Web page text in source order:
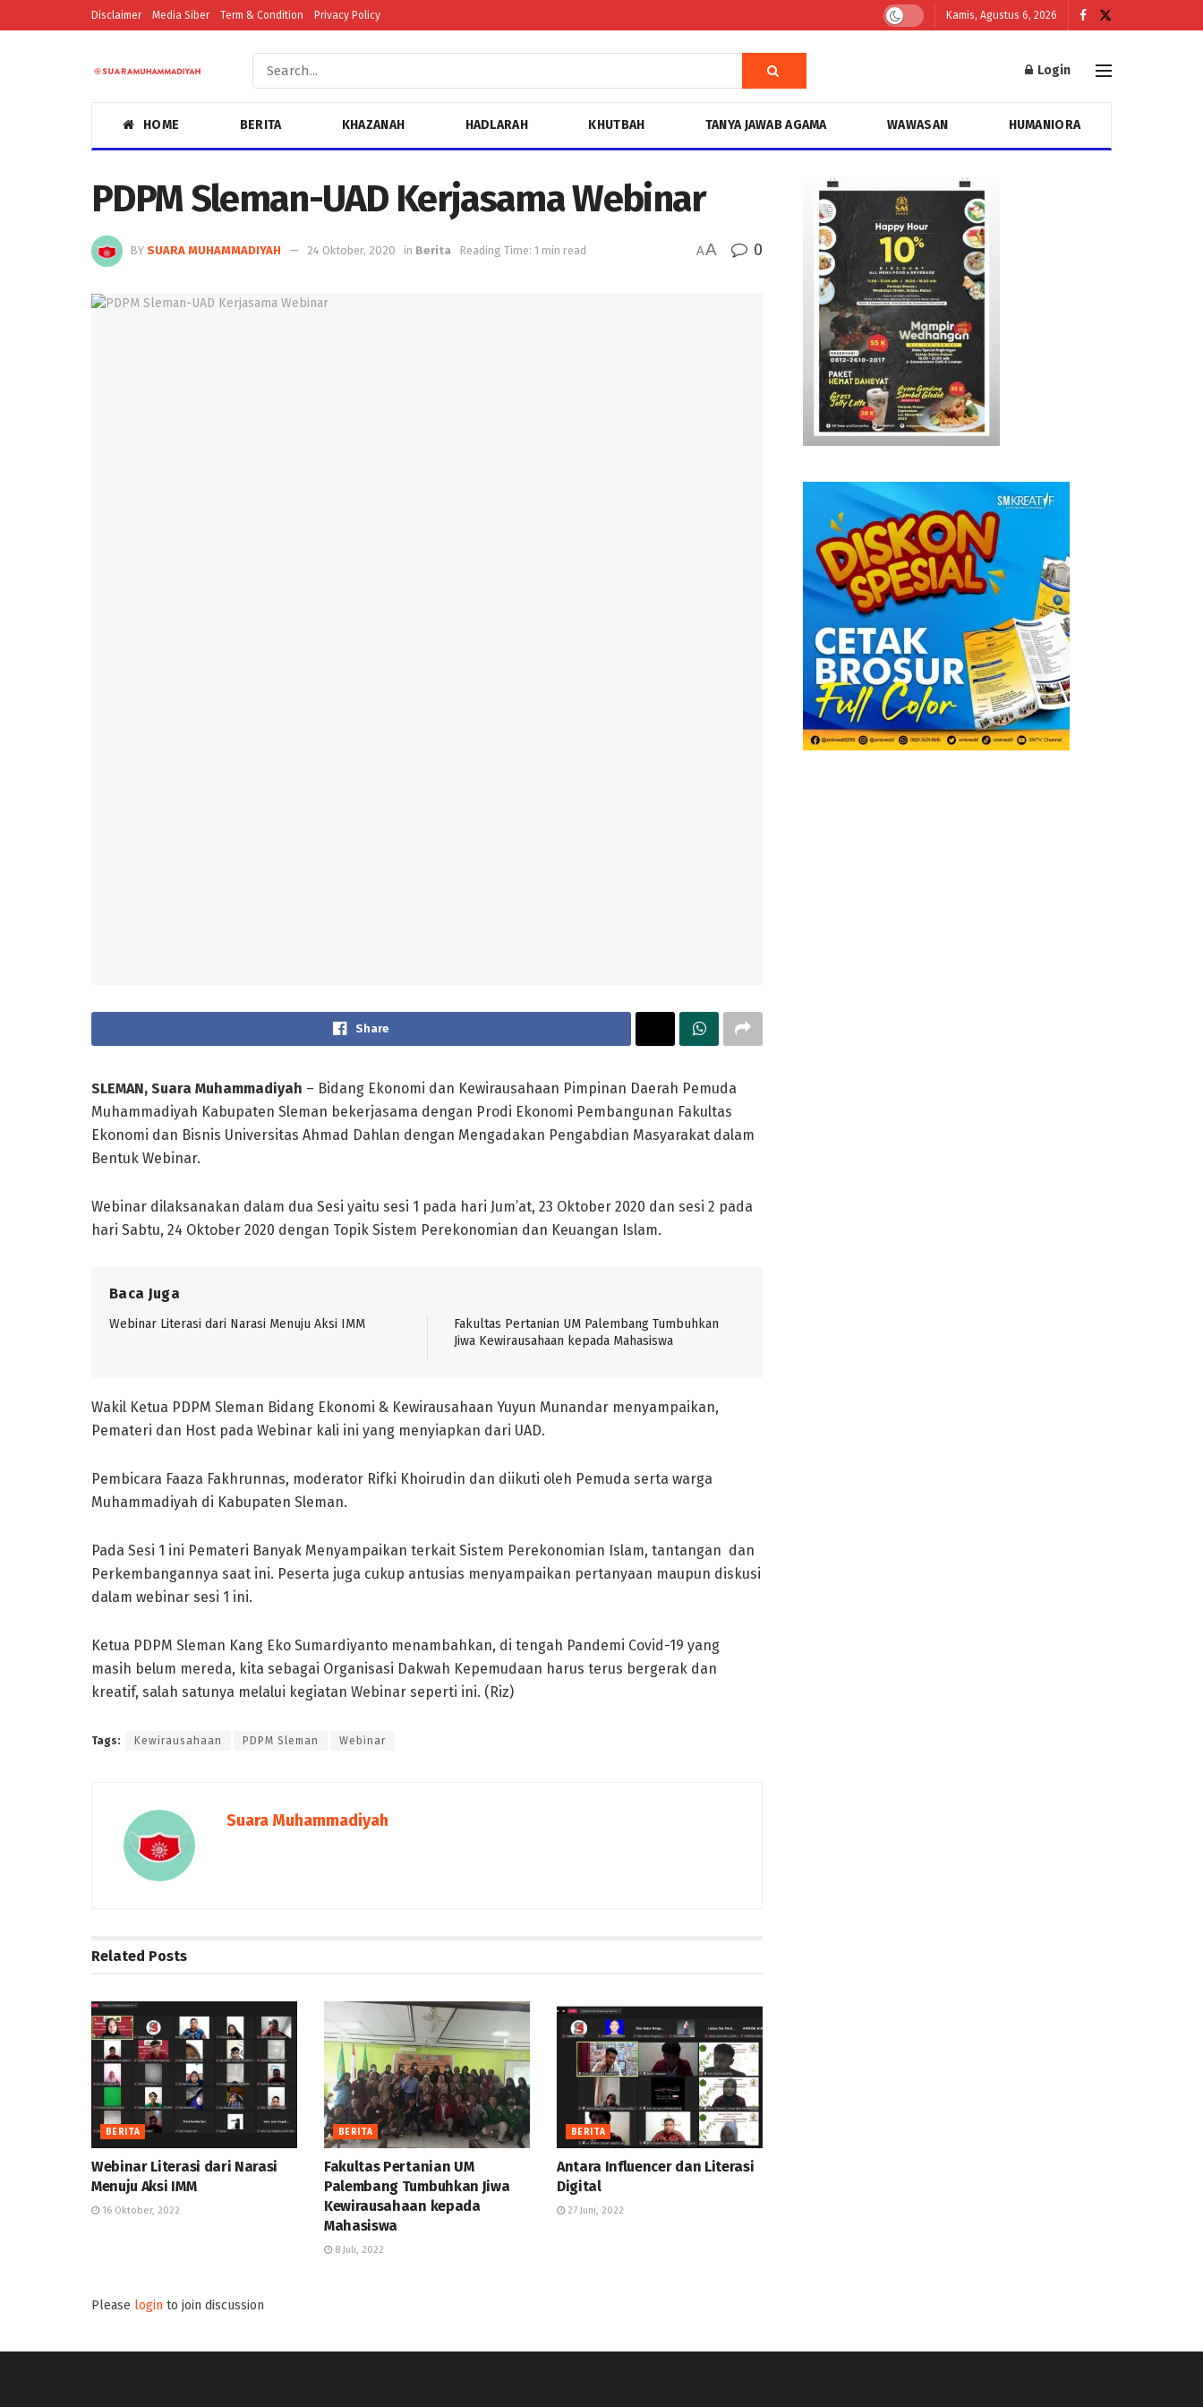
Disclaimer Media Siber Term & Condition Privacy Policy Kamis, Agustus 6, 2026
Login
HOME BERITA KHAZANAH HADLARAH KHUTBAH TANYA JAWAB AGAMA WAWASAN HUMANIORA
PDPM Sleman-UAD Kerjasama Webinar
BY SUARA MUHAMMADIYAH 24 Oktober, 2020 in Berita Reading Time: 1 min read AA 0
Share
SLEMAN, Suara Muhammadiyah – Bidang Ekonomi dan Kewirausahaan Pimpinan Daerah Pemuda
Muhammadiyah Kabupaten Sleman bekerjasama dengan Prodi Ekonomi Pembangunan Fakultas
Ekonomi dan Bisnis Universitas Ahmad Dahlan dengan Mengadakan Pengabdian Masyarakat dalam
Bentuk Webinar.
Webinar dilaksanakan dalam dua Sesi yaitu sesi 1 pada hari Jum’at, 23 Oktober 2020 dan sesi 2 pada
hari Sabtu, 24 Oktober 2020 dengan Topik Sistem Perekonomian dan Keuangan Islam.
Baca Juga
Webinar Literasi dari Narasi Menuju Aksi IMM
Fakultas Pertanian UM Palembang Tumbuhkan
Jiwa Kewirausahaan kepada Mahasiswa
Wakil Ketua PDPM Sleman Bidang Ekonomi & Kewirausahaan Yuyun Munandar menyampaikan,
Pemateri dan Host pada Webinar kali ini yang menyiapkan dari UAD.
Pembicara Faaza Fakhrunnas, moderator Rifki Khoirudin dan diikuti oleh Pemuda serta warga
Muhammadiyah di Kabupaten Sleman.
Pada Sesi 1 ini Pemateri Banyak Menyampaikan terkait Sistem Perekonomian Islam, tantangan dan
Perkembangannya saat ini. Peserta juga cukup antusias menyampaikan pertanyaan maupun diskusi
dalam webinar sesi 1 ini.
Ketua PDPM Sleman Kang Eko Sumardiyanto menambahkan, di tengah Pandemi Covid-19 yang
masih belum mereda, kita sebagai Organisasi Dakwah Kepemudaan harus terus bergerak dan
kreatif, salah satunya melalui kegiatan Webinar seperti ini. (Riz)
Tags: Kewirausahaan PDPM Sleman Webinar
Suara Muhammadiyah
Related Posts
BERITA
Webinar Literasi dari Narasi
Menuju Aksi IMM
16 Oktober, 2022
BERITA
Fakultas Pertanian UM
Palembang Tumbuhkan Jiwa
Kewirausahaan kepada
Mahasiswa
8 Juli, 2022
BERITA
Antara Influencer dan Literasi
Digital
27 Juni, 2022
Please login to join discussion